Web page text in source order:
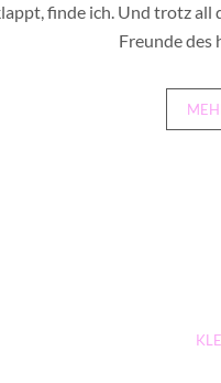
finde ich. Und trotz
Freunde des